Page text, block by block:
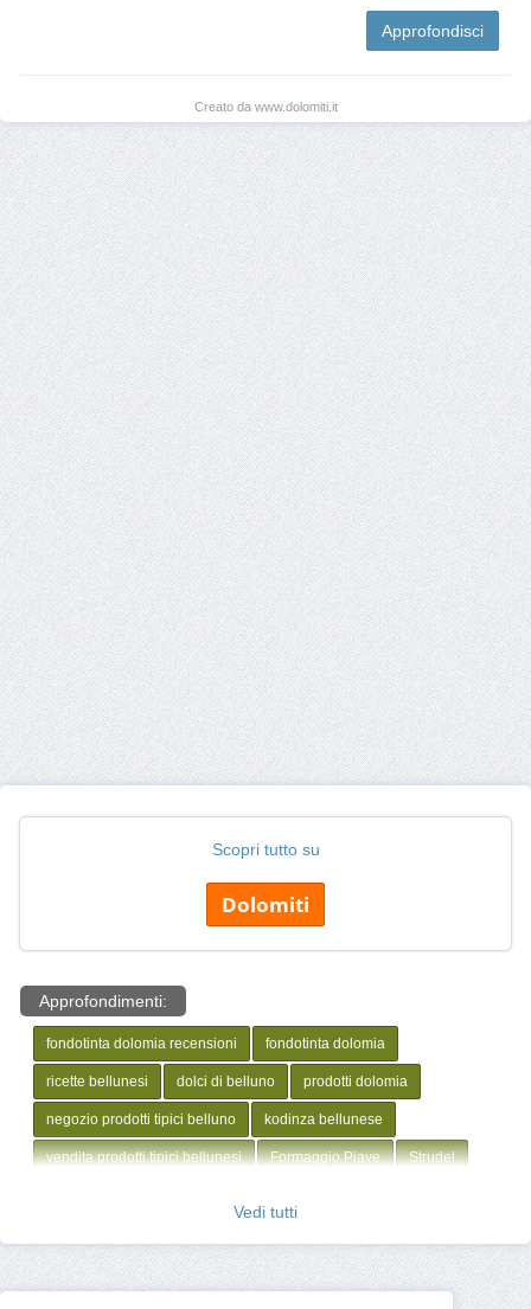
Approfondisci
Creato da www.dolomiti.it
Scopri tutto su
Dolomiti
Approfondimenti:
fondotinta dolomia recensioni fondotinta dolomia
ricette bellunesi dolci di belluno prodotti dolomia
negozio prodotti tipici belluno kodinza bellunese
vendita prodotti tipici bellunesi Formaggio Piave Strudel
Vedi tutti